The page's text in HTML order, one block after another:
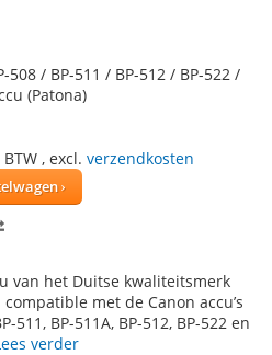
508 / BP-511 / BP-512 / BP-522 /
(Patona)
, excl. verzendkosten
TE
VERGELIJKEN
van het Duitse kwaliteitsmerk
compatible met de Canon accu’s
511, BP-511A, BP-512, BP-522 en
verder